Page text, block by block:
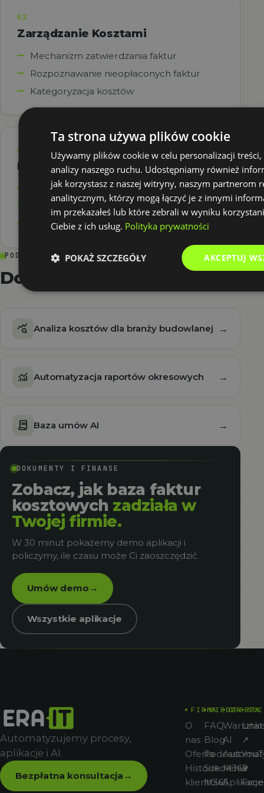
02
Zarządzanie Kosztami
Mechanizm zatwierdzania faktur
Rozpoznawanie nieopłaconych faktur
Kategoryzacja kosztów
03
Raportowanie i Analiza
Automatyczne raporty w Excel i PowerBI
Eksport danych w różnych formatach
Analiza kosztów według kategorii
PODOBNE APLIKACJE
Dokumenty i finanse
query_stats Analiza kosztów dla branży budowlanej →
monitoring Automatyzacja raportów okresowych →
contract Baza umów AI →
DOKUMENTY I FINANSE
Zobacz, jak baza faktur
kosztowych zadziała w
Twojej firmie.
W 30 minut pokażemy demo aplikacji i
policzymy, ile czasu może Ci zaoszczędzić.
Umów demo →
Wszystkie aplikacje
Automatyzujemy procesy,
aplikacje i AI.
Bezpłatna konsultacja →
FIRMA
O
nas
Oferta
Historie
klientów
WIEDZA
FAQ
Blog
Podcast
Szkolenia
M365
OFERTA
Warsztat
AI
M365
Aplikacje
↗
↗
Ta strona używa plików cookie
Używamy plików cookie w celu personalizacji
analizy naszego ruchu. Udostępniamy również
jak korzystasz z naszej witryny, naszym partnerom
analitycznym, którzy mogą łączyć je z innymi
im przekazałeś lub które zebrali w wyniku
Ciebie z ich usług. Polityka prywatności
AKCEPTUJ
POKAŻ SZCZEGÓŁY